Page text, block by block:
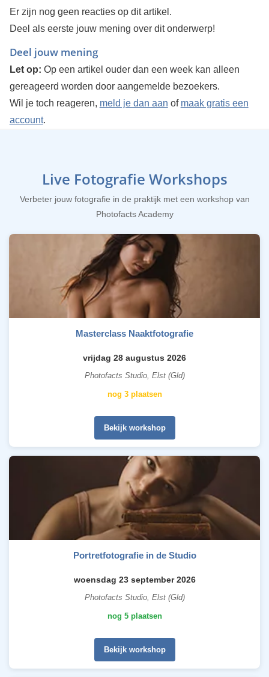
Er zijn nog geen reacties op dit artikel.
Deel als eerste jouw mening over dit onderwerp!
Deel jouw mening
Let op: Op een artikel ouder dan een week kan alleen
gereageerd worden door aangemelde bezoekers.
Wil je toch reageren, meld je dan aan of maak gratis een
account.
Live Fotografie Workshops
Verbeter jouw fotografie in de praktijk met een workshop van
Photofacts Academy
Masterclass Naaktfotografie
vrijdag 28 augustus 2026
Photofacts Studio, Elst (Gld)
nog 3 plaatsen
Bekijk workshop
Portretfotografie in de Studio
woensdag 23 september 2026
Photofacts Studio, Elst (Gld)
nog 5 plaatsen
Bekijk workshop